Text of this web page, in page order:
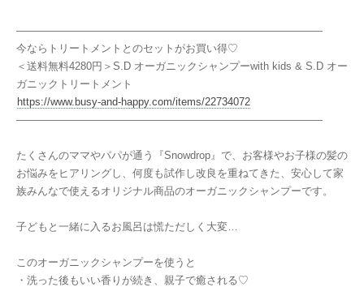
―――――――――――――――――――――――――――――
今ならトリートメントとのセットがお買い得♡
＜送料無料4280円＞S.D オーガニックシャンプーwith kids & S.D オー
ガニックトリートメント
https://www.busy-and-happy.com/items/22734072
―――――――――――――――――――――――――――――
たくさんのママやパパが通う『Snowdrop』で、お客様やお子様の髪の
お悩みをヒアリングし、何度も試作し改良を重ねてきた、安心して家
族みんなで使えるオリジナル商品のオーガニックシャンプーです。
子どもと一緒に入るお風呂は慌ただしく大変…
このオーガニックシャンプーを使うと
・洗った後もいい香りが続き、親子で癒される♡